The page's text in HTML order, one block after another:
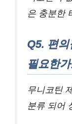
은 충분한
Q5. 편
필요한
무니코틴
분류 되어